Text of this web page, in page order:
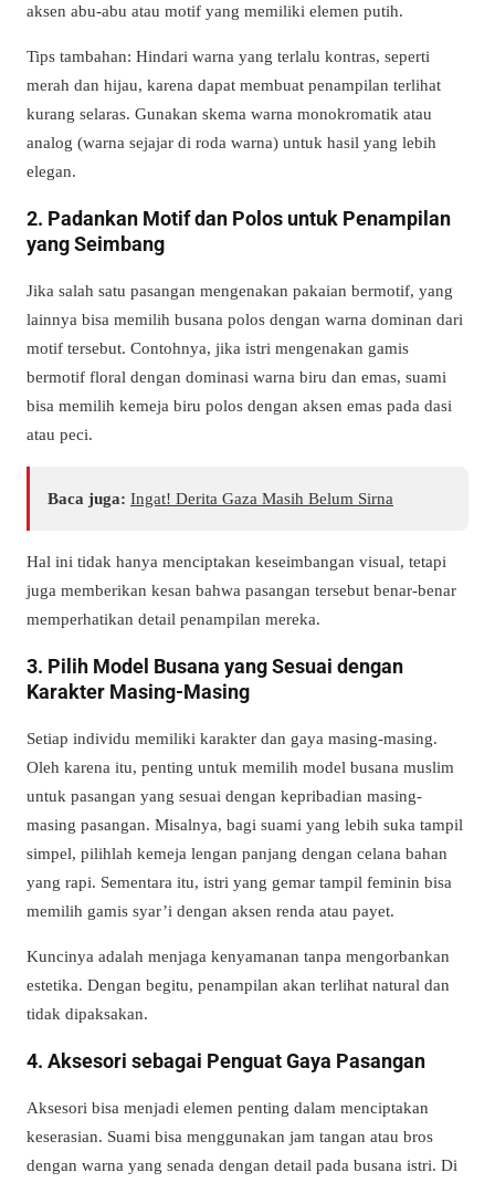
aksen abu-abu atau motif yang memiliki elemen putih.
Tips tambahan: Hindari warna yang terlalu kontras, seperti
merah dan hijau, karena dapat membuat penampilan terlihat
kurang selaras. Gunakan skema warna monokromatik atau
analog (warna sejajar di roda warna) untuk hasil yang lebih
elegan.
2. Padankan Motif dan Polos untuk Penampilan
yang Seimbang
Jika salah satu pasangan mengenakan pakaian bermotif, yang
lainnya bisa memilih busana polos dengan warna dominan dari
motif tersebut. Contohnya, jika istri mengenakan gamis
bermotif floral dengan dominasi warna biru dan emas, suami
bisa memilih kemeja biru polos dengan aksen emas pada dasi
atau peci.
Baca juga: Ingat! Derita Gaza Masih Belum Sirna
Hal ini tidak hanya menciptakan keseimbangan visual, tetapi
juga memberikan kesan bahwa pasangan tersebut benar-benar
memperhatikan detail penampilan mereka.
3. Pilih Model Busana yang Sesuai dengan
Karakter Masing-Masing
Setiap individu memiliki karakter dan gaya masing-masing.
Oleh karena itu, penting untuk memilih model busana muslim
untuk pasangan yang sesuai dengan kepribadian masing-
masing pasangan. Misalnya, bagi suami yang lebih suka tampil
simpel, pilihlah kemeja lengan panjang dengan celana bahan
yang rapi. Sementara itu, istri yang gemar tampil feminin bisa
memilih gamis syar’i dengan aksen renda atau payet.
Kuncinya adalah menjaga kenyamanan tanpa mengorbankan
estetika. Dengan begitu, penampilan akan terlihat natural dan
tidak dipaksakan.
4. Aksesori sebagai Penguat Gaya Pasangan
Aksesori bisa menjadi elemen penting dalam menciptakan
keserasian. Suami bisa menggunakan jam tangan atau bros
dengan warna yang senada dengan detail pada busana istri. Di